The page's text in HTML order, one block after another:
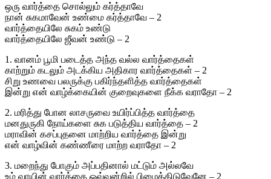
ஒரு வார்த்தை சொல்லும் கர்த்தாவே
நான் சுகமாவேன் உண்மை கர்த்தாவே – 2
வார்த்தையிலே சுகம் உண்டு
வார்த்தையிலே ஜீவன் உண்டு – 2
1. வானம் பூமி படைத்த அந்த வல்ல வார்த்தைகள்
காற்றும் கடலும் அடக்கிய அதிகார வார்த்தைகள் – 2
சிறு உணவை பலருக்கு பகிர்ந்தளித்த வார்த்தைகள்
இன்று என் வாழ்க்கையின் குறைவுகளை நீக்க வராதோ – 2
2. மரித்து போன லாசருவை உயிர்ப்பித்த வார்த்தை
மனதுருகி நோய்களை சுக படுத்திய வார்த்தை – 2
மராவின் கசப்புதனை மாற்றிய வார்த்தை இன்று
என் வாழ்வின் கண்ணீரை மாற்ற வராதோ – 2
3. மறைந்து போகும் அப்பதினால் மட்டும் அல்லவே
உம் வாயின் வார்த்தை ஒவ்வன்றில் பிழைத்திடுவேனே – 2